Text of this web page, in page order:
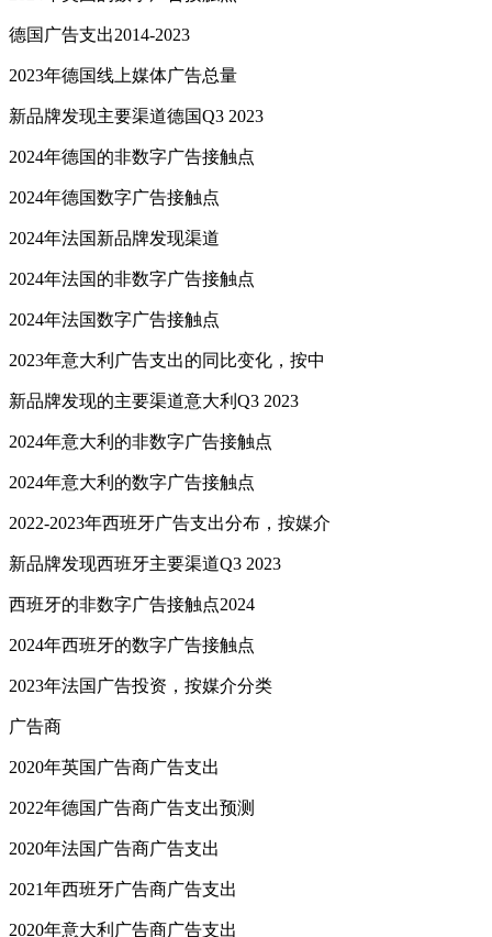
德国广告支出2014-2023
2023年德国线上媒体广告总量
新品牌发现主要渠道德国Q3 2023
2024年德国的非数字广告接触点
2024年德国数字广告接触点
2024年法国新品牌发现渠道
2024年法国的非数字广告接触点
2024年法国数字广告接触点
2023年意大利广告支出的同比变化，按中
新品牌发现的主要渠道意大利Q3 2023
2024年意大利的非数字广告接触点
2024年意大利的数字广告接触点
2022-2023年西班牙广告支出分布，按媒介
新品牌发现西班牙主要渠道Q3 2023
西班牙的非数字广告接触点2024
2024年西班牙的数字广告接触点
2023年法国广告投资，按媒介分类
广告商
2020年英国广告商广告支出
2022年德国广告商广告支出预测
2020年法国广告商广告支出
2021年西班牙广告商广告支出
2020年意大利广告商广告支出